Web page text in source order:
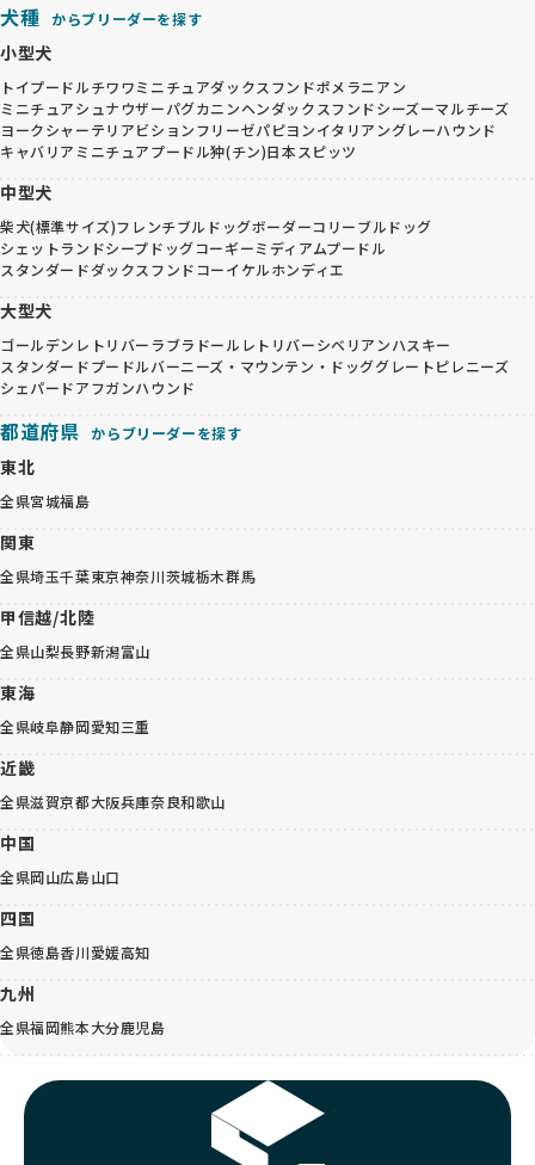
犬種 からブリーダーを探す
小型犬
トイプードルチワワミニチュアダックスフンドポメラニアン
ミニチュアシュナウザーパグカニンヘンダックスフンドシーズーマルチーズ
ヨークシャーテリアビションフリーゼパピヨンイタリアングレーハウンド
キャバリア ミニチュアプードル狆(チン)日本スピッツ
中型犬
柴犬(標準サイズ)フレンチブルドッグボーダーコリーブルドッグ
シェットランドシープドッグコーギーミディアムプードル
スタンダードダックスフンドコーイケルホンディエ
大型犬
ゴールデンレトリバー ラブラドールレトリバーシベリアンハスキー
スタンダードプードルバーニーズ・マウンテン・ドッググレートピレニーズ
シェパードアフガンハウンド
都道府県 からブリーダーを探す
東北
全県宮城福島
関東
全県埼玉千葉東京神奈川茨城栃木群馬
甲信越/北陸
全県山梨長野新潟富山
東海
全県岐阜静岡愛知三重
近畿
全県滋賀京都大阪兵庫奈良和歌山
中国
全県岡山広島山口
四国
全県徳島香川愛媛高知
九州
全県福岡熊本大分鹿児島